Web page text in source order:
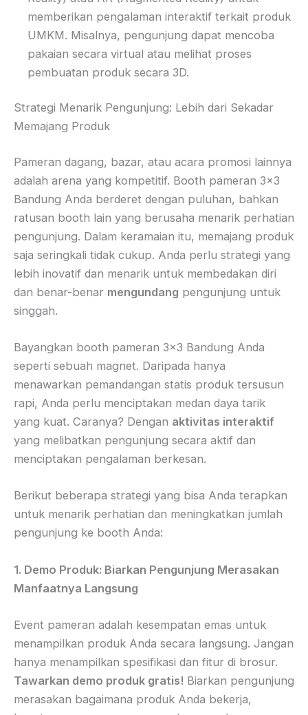
memberikan pengalaman interaktif terkait produk
UMKM. Misalnya, pengunjung dapat mencoba
pakaian secara virtual atau melihat proses
pembuatan produk secara 3D.
Strategi Menarik Pengunjung: Lebih dari Sekadar
Memajang Produk
Pameran dagang, bazar, atau acara promosi lainnya
adalah arena yang kompetitif. Booth pameran 3×3
Bandung Anda berderet dengan puluhan, bahkan
ratusan booth lain yang berusaha menarik perhatian
pengunjung. Dalam keramaian itu, memajang produk
saja seringkali tidak cukup. Anda perlu strategi yang
lebih inovatif dan menarik untuk membedakan diri
dan benar-benar mengundang pengunjung untuk
singgah.
Bayangkan booth pameran 3×3 Bandung Anda
seperti sebuah magnet. Daripada hanya
menawarkan pemandangan statis produk tersusun
rapi, Anda perlu menciptakan medan daya tarik
yang kuat. Caranya? Dengan aktivitas interaktif
yang melibatkan pengunjung secara aktif dan
menciptakan pengalaman berkesan.
Berikut beberapa strategi yang bisa Anda terapkan
untuk menarik perhatian dan meningkatkan jumlah
pengunjung ke booth Anda:
1. Demo Produk: Biarkan Pengunjung Merasakan
Manfaatnya Langsung
Event pameran adalah kesempatan emas untuk
menampilkan produk Anda secara langsung. Jangan
hanya menampilkan spesifikasi dan fitur di brosur.
Tawarkan demo produk gratis! Biarkan pengunjung
merasakan bagaimana produk Anda bekerja,